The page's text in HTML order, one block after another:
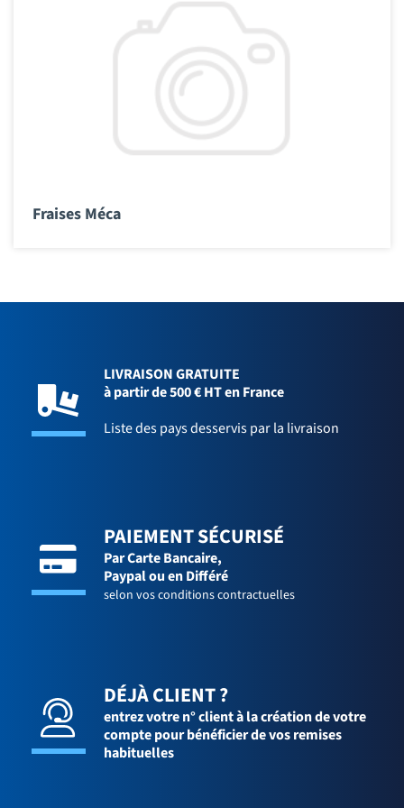
Fraises Méca
LIVRAISON GRATUITE
à partir de 500 € HT en France
Liste des pays desservis par la livraison
PAIEMENT SÉCURISÉ
Par Carte Bancaire,
Paypal ou en Différé
selon vos conditions contractuelles
DÉJÀ CLIENT ?
entrez votre n° client à la création de votre
compte pour bénéficier de vos remises
habituelles